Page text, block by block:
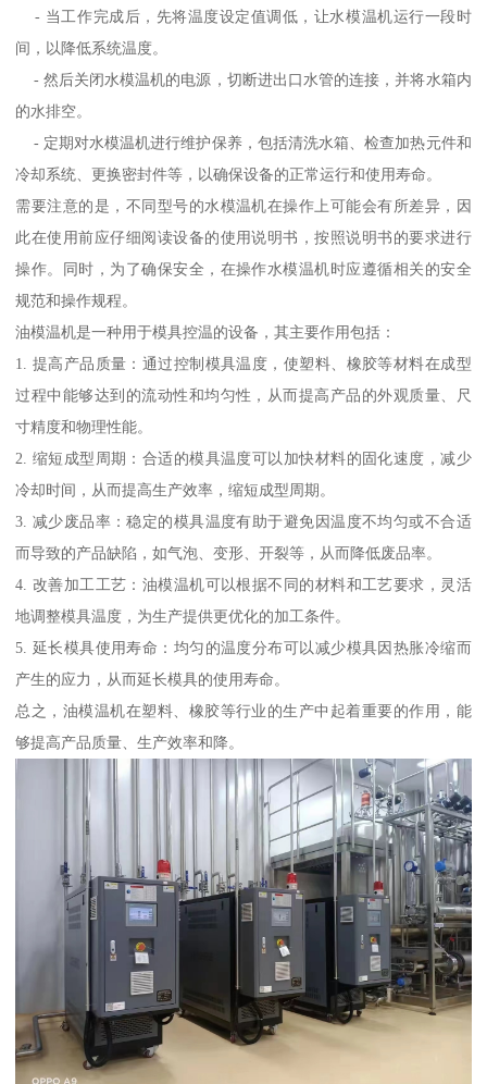
- 当工作完成后，先将温度设定值调低，让水模温机运行一段时
间，以降低系统温度。
- 然后关闭水模温机的电源，切断进出口水管的连接，并将水箱内
的水排空。
- 定期对水模温机进行维护保养，包括清洗水箱、检查加热元件和
冷却系统、更换密封件等，以确保设备的正常运行和使用寿命。
需要注意的是，不同型号的水模温机在操作上可能会有所差异，因
此在使用前应仔细阅读设备的使用说明书，按照说明书的要求进行
操作。同时，为了确保安全，在操作水模温机时应遵循相关的安全
规范和操作规程。
油模温机是一种用于模具控温的设备，其主要作用包括：
1. 提高产品质量：通过控制模具温度，使塑料、橡胶等材料在成型
过程中能够达到的流动性和均匀性，从而提高产品的外观质量、尺
寸精度和物理性能。
2. 缩短成型周期：合适的模具温度可以加快材料的固化速度，减少
冷却时间，从而提高生产效率，缩短成型周期。
3. 减少废品率：稳定的模具温度有助于避免因温度不均匀或不合适
而导致的产品缺陷，如气泡、变形、开裂等，从而降低废品率。
4. 改善加工工艺：油模温机可以根据不同的材料和工艺要求，灵活
地调整模具温度，为生产提供更优化的加工条件。
5. 延长模具使用寿命：均匀的温度分布可以减少模具因热胀冷缩而
产生的应力，从而延长模具的使用寿命。
总之，油模温机在塑料、橡胶等行业的生产中起着重要的作用，能
够提高产品质量、生产效率和降。